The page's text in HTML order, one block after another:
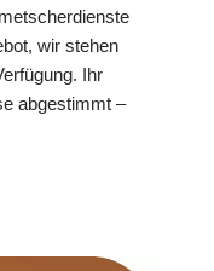
wir stehen
Ihr
abgestimmt –